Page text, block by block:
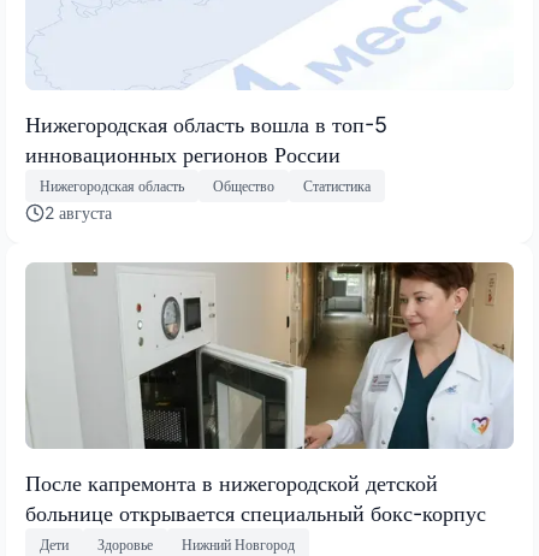
Нижегородская область вошла в топ-5
инновационных регионов России
Нижегородская область Общество Статистика
2 августа
После капремонта в нижегородской детской
больнице открывается специальный бокс-корпус
Дети Здоровье Нижний Новгород